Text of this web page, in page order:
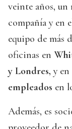
veinte años,
compañía y en
equipo de más
oficinas en
y Londres, y en
empleados en
Además, es